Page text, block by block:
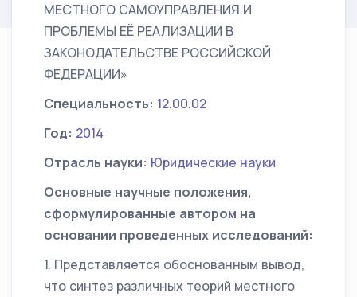
МЕСТНОГО САМОУПРАВЛЕНИЯ И
ПРОБЛЕМЫ ЕЁ РЕАЛИЗАЦИИ В
ЗАКОНОДАТЕЛЬСТВЕ РОССИЙСКОЙ
ФЕДЕРАЦИИ»
Специальность: 12.00.02
Год: 2014
Отрасль науки: Юридические науки
Основные научные положения,
сформулированные автором на
основании проведенных исследований:
1. Представляется обоснованным вывод,
что синтез различных теорий местного